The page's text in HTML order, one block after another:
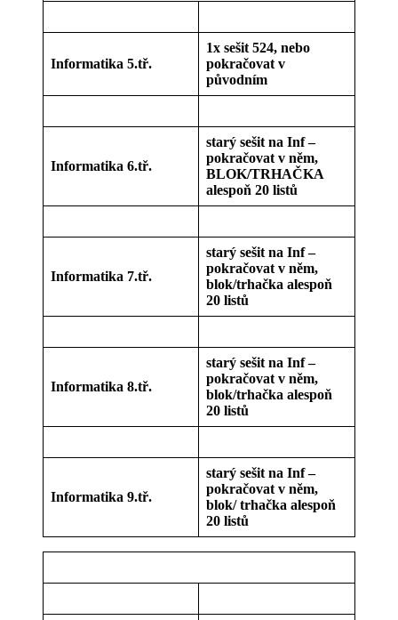
Informatika 5.tř.
1x sešit 524, nebo
pokračovat v
původním
Informatika 6.tř.
starý sešit na Inf –
pokračovat v něm,
BLOK/TRHAČKA
alespoň 20 listů
Informatika 7.tř.
starý sešit na Inf –
pokračovat v něm,
blok/trhačka alespoň
20 listů
Informatika 8.tř.
starý sešit na Inf –
pokračovat v něm,
blok/trhačka alespoň
20 listů
Informatika 9.tř.
starý sešit na Inf –
pokračovat v něm,
blok/ trhačka alespoň
20 listů